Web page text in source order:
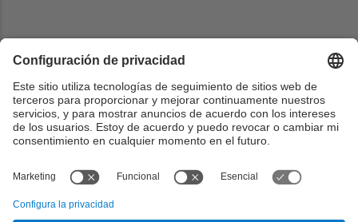
Universidad de Murcia
Centrado
Facultad de informatica
España
Web